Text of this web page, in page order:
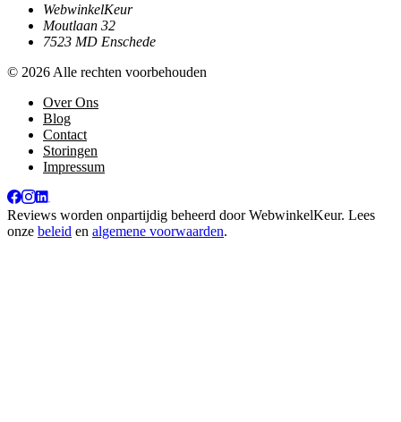
WebwinkelKeur
Moutlaan 32
7523 MD Enschede
© 2026 Alle rechten voorbehouden
Over Ons
Blog
Contact
Storingen
Impressum
Reviews worden onpartijdig beheerd doorWebwinkelKeur. Lees
onze beleid en algemene voorwaarden.